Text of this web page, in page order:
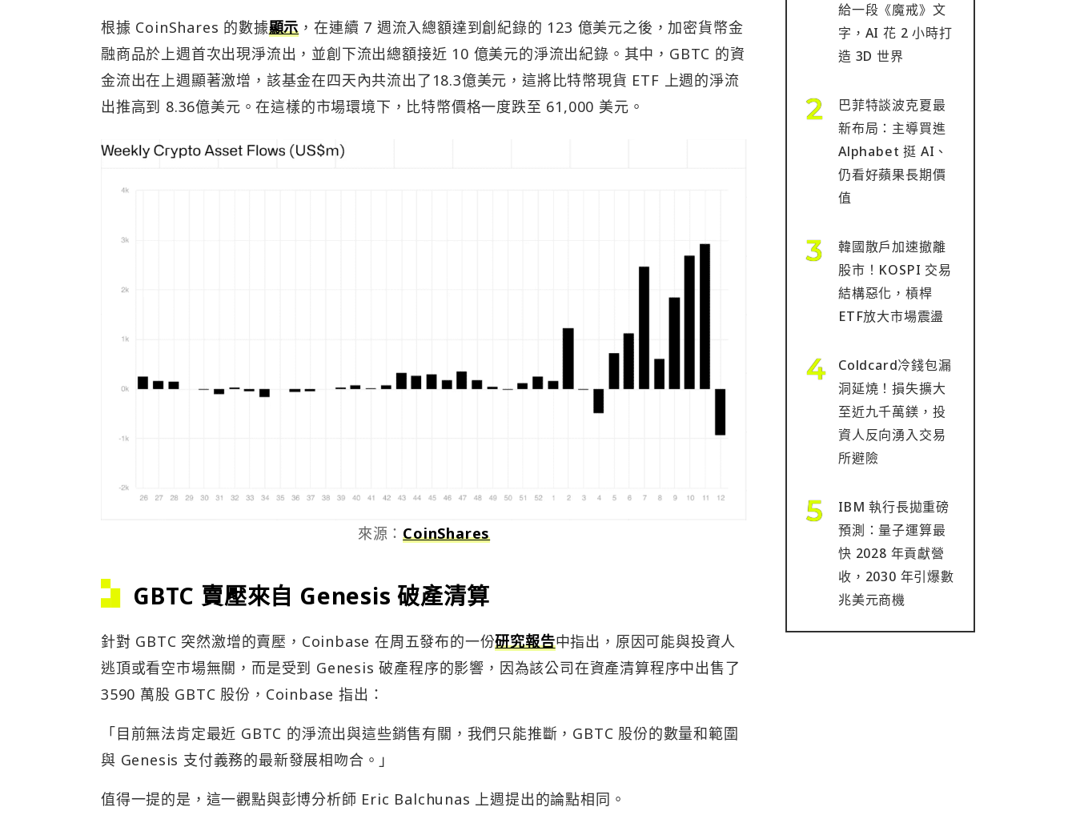
根據 CoinShares 的數據顯示 ，在連續 7 週流入總額達到創紀錄的 123 億美元之後，加密貨幣金
融商品於上週首次出現淨流出，並創下流出總額接近 10 億美元的淨流出紀錄。其中，GBTC 的資
金流出在上週顯著激增，該基金在四天內共流出了18.3億美元，這將比特幣現貨 ETF 上週的淨流
出推高到 8.36億美元。在這樣的市場環境下，比特幣價格一度跌至 61,000 美元。
來源：CoinShares
GBTC 賣壓來自 Genesis 破產清算
針對 GBTC 突然激增的賣壓，Coinbase 在周五發布的一份研究報告中指出，原因可能與投資人
逃頂或看空市場無關，而是受到 Genesis 破產程序的影響，因為該公司在資產清算程序中出售了
3590 萬股 GBTC 股份，Coinbase 指出：
「目前無法肯定最近 GBTC 的淨流出與這些銷售有關，我們只能推斷，GBTC 股份的數量和範圍
與 Genesis 支付義務的最新發展相吻合。」
值得一提的是，這一觀點與彭博分析師 Eric Balchunas 上週提出的論點相同。
給一段《魔戒》文
字，AI 花 2 小時打
造 3D 世界
巴菲特談波克夏最
新布局：主導買進
Alphabet 挺 AI、
仍看好蘋果長期價
值
韓國散戶加速撤離
股市！KOSPI 交易
結構惡化，槓桿
ETF放大市場震盪
Coldcard冷錢包漏
洞延燒！損失擴大
至近九千萬鎂，投
資人反向湧入交易
所避險
IBM 執行長拋重磅
預測：量子運算最
快 2028 年貢獻營
收，2030 年引爆數
兆美元商機